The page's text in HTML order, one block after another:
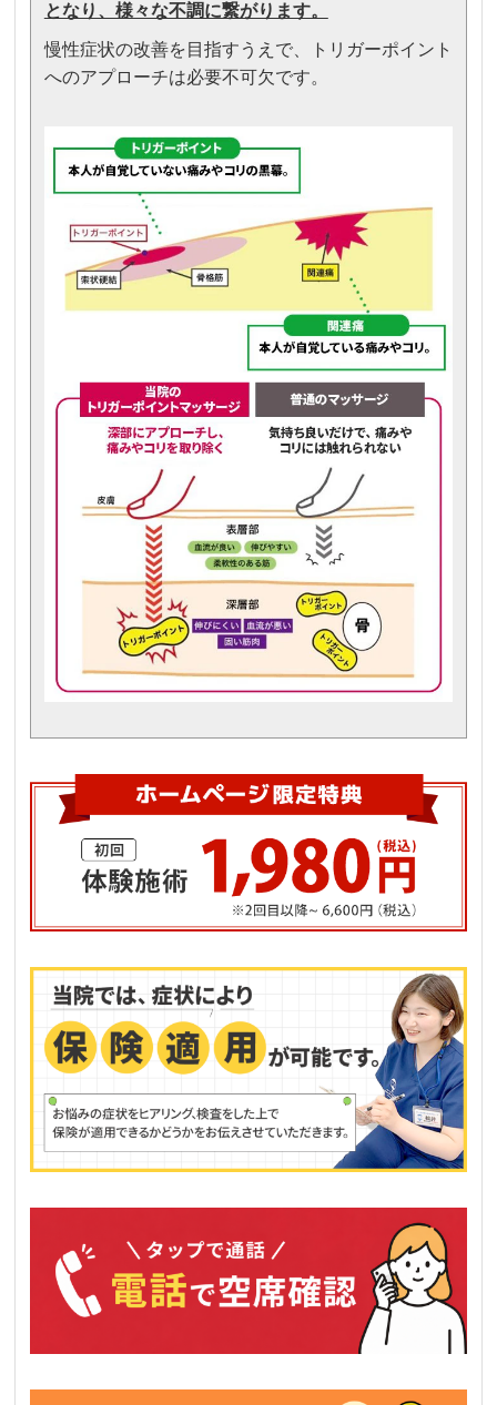
となり、様々な不調に繋がります。
慢性症状の改善を目指すうえで、トリガーポイント
へのアプローチは必要不可欠です。